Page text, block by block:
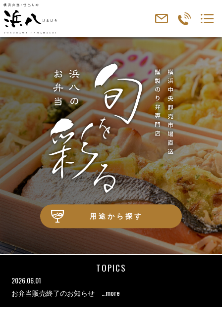
用途から探す
TOPICS
2026.06.01
お弁当販売終了のお知らせ …more